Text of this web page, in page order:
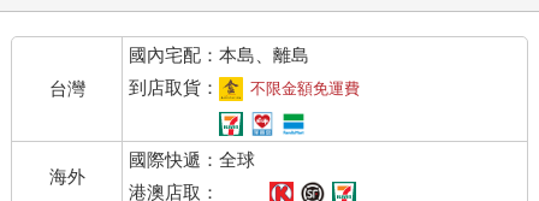
台灣
國內宅配：本島、離島
到店取貨：
不限金額免運費
海外
國際快遞：全球
港澳店取：